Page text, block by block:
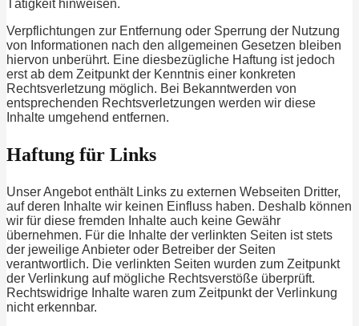
Tätigkeit hinweisen.
Verpflichtungen zur Entfernung oder Sperrung der Nutzung
von Informationen nach den allgemeinen Gesetzen bleiben
hiervon unberührt. Eine diesbezügliche Haftung ist jedoch
erst ab dem Zeitpunkt der Kenntnis einer konkreten
Rechtsverletzung möglich. Bei Bekanntwerden von
entsprechenden Rechtsverletzungen werden wir diese
Inhalte umgehend entfernen.
Haftung für Links
Unser Angebot enthält Links zu externen Webseiten Dritter,
auf deren Inhalte wir keinen Einfluss haben. Deshalb können
wir für diese fremden Inhalte auch keine Gewähr
übernehmen. Für die Inhalte der verlinkten Seiten ist stets
der jeweilige Anbieter oder Betreiber der Seiten
verantwortlich. Die verlinkten Seiten wurden zum Zeitpunkt
der Verlinkung auf mögliche Rechtsverstöße überprüft.
Rechtswidrige Inhalte waren zum Zeitpunkt der Verlinkung
nicht erkennbar.